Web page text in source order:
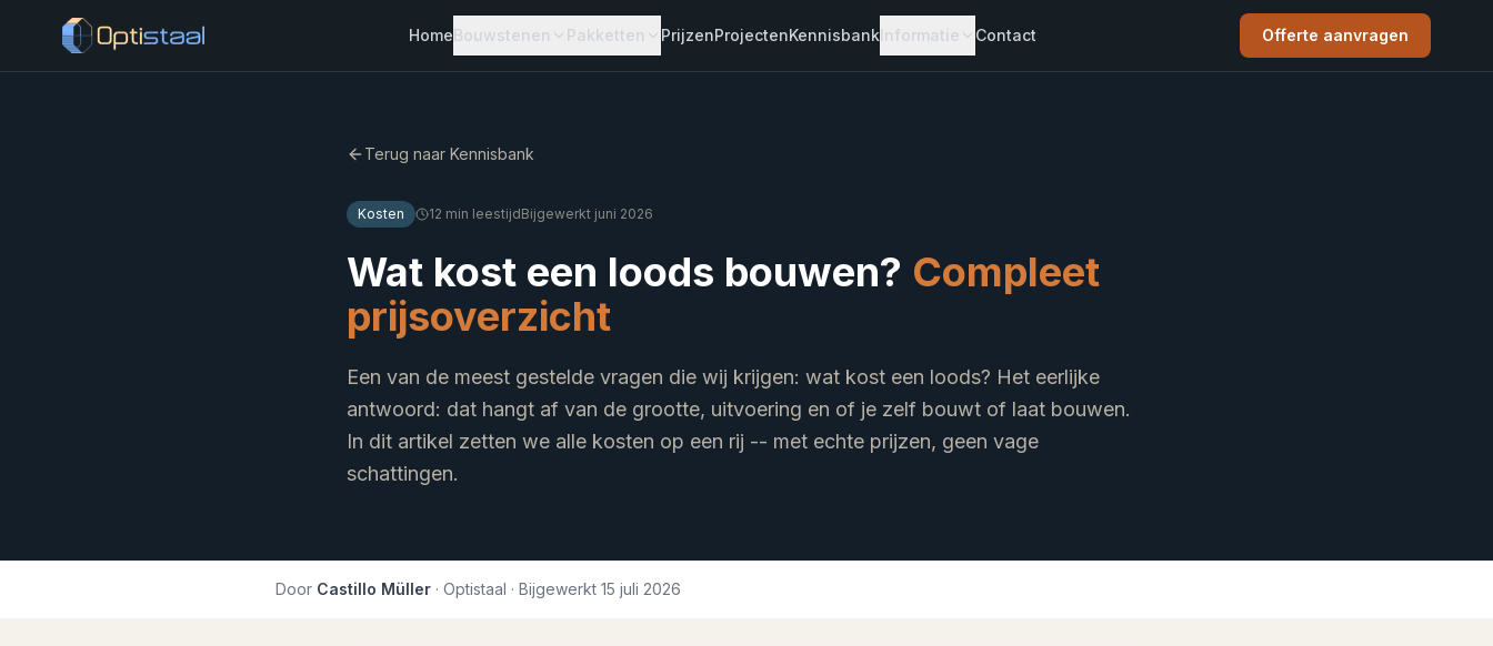
HomeBouwstenen
Staal 3D
Pakketten PrijzenProjectenKennisbankInformatie Contact Offerte aanvragen
Terug naar Kennisbank
Kosten 12 min leestijdBijgewerkt juni 2026
Wat kost een loods bouwen? Compleet
prijsoverzicht
Een van de meest gestelde vragen die wij krijgen: wat kost een loods? Het eerlijke
antwoord: dat hangt af van de grootte, uitvoering en of je zelf bouwt of laat bouwen.
In dit artikel zetten we alle kosten op een rij -- met echte prijzen, geen vage
schattingen.
Door Castillo Müller · Optistaal · Bijgewerkt 15 juli 2026